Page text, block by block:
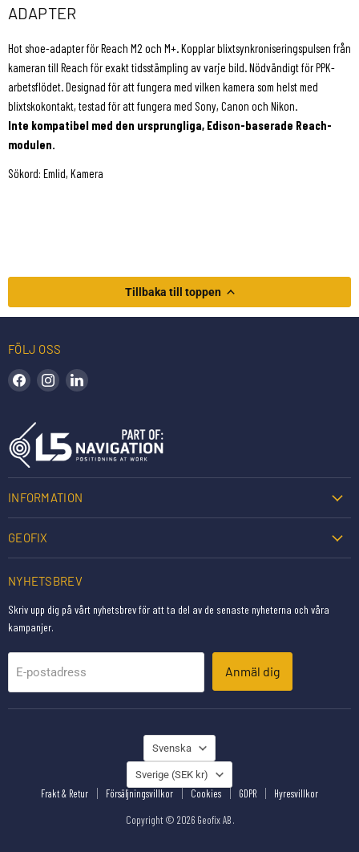
ADAPTER
Hot shoe-adapter för Reach M2 och M+. Kopplar blixtsynkroniseringspulsen från
kameran till Reach för exakt tidsstämpling av varje bild. Nödvändigt för PPK-
arbetsflödet. Designad för att fungera med vilken kamera som helst med
blixtskokontakt, testad för att fungera med Sony, Canon och Nikon.
Inte kompatibel med den ursprungliga, Edison-baserade Reach-
modulen.
Sökord: Emlid, Kamera
Tillbaka till toppen
FÖLJ OSS
Hitta oss på Facebook
Hitta oss på Instagram
INFORMATION
GEOFIX
NYHETSBREV
Skriv upp dig på vårt nyhetsbrev för att ta del av de senaste nyheterna och våra
kampanjer.
E-postadress Anmäl dig
SPRÅK
Svenska
LAND
Sverige (SEK kr)
Frakt & Retur Försäljningsvillkor Cookies GDPR Hyresvillkor
Copyright © 2026 Geofix AB .